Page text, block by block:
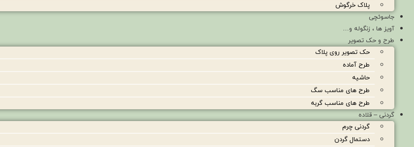
پلاک خرگوش
جاسوئچی
آویز ها ، زنگوله و…
طرح و حک تصویر
حک تصویر روی پلاک
طرح آماده
حاشیه
طرح های مناسب سگ
طرح های مناسب گربه
گردنی – قلاده
گردنی چرم
دستمال گردن